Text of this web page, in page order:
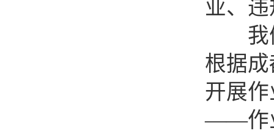
业、
我们
根据
开展
——作